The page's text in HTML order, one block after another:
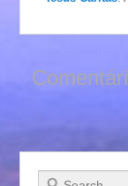
Pesquisar…